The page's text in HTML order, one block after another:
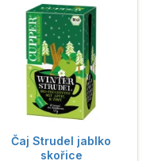
Čaj Strudel jablko
skořice